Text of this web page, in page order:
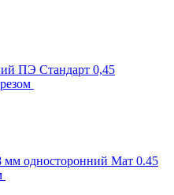
ПЭ Стандарт 0,45
односторонний Мат 0.45